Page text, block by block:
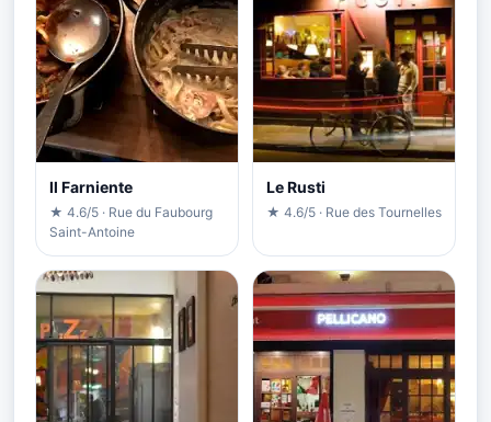
Il Farniente
★ 4.6/5 · Rue du Faubourg
Saint-Antoine
Le Rusti
★ 4.6/5 · Rue des Tournelles